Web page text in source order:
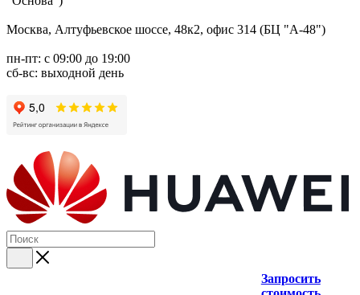
Москва, Алтуфьевское шоссе, 48к2, офис 314 (БЦ "А-48")
пн-пт: с 09:00 до 19:00
сб-вс: выходной день
Запросить